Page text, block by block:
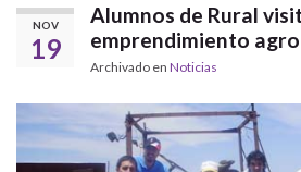
NOV
19
Alumnos de Rural
emprendimiento
Archivado en Noticias